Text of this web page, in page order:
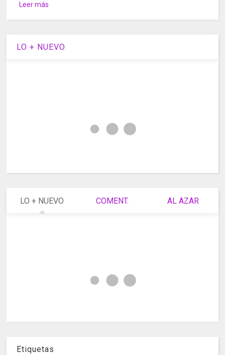
Leer más
LO + NUEVO
LO + NUEVO COMENT. AL AZAR
Etiquetas